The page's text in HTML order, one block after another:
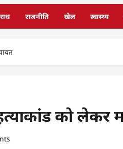
राजनीति खेल स्वास्थ्य
को लेकर